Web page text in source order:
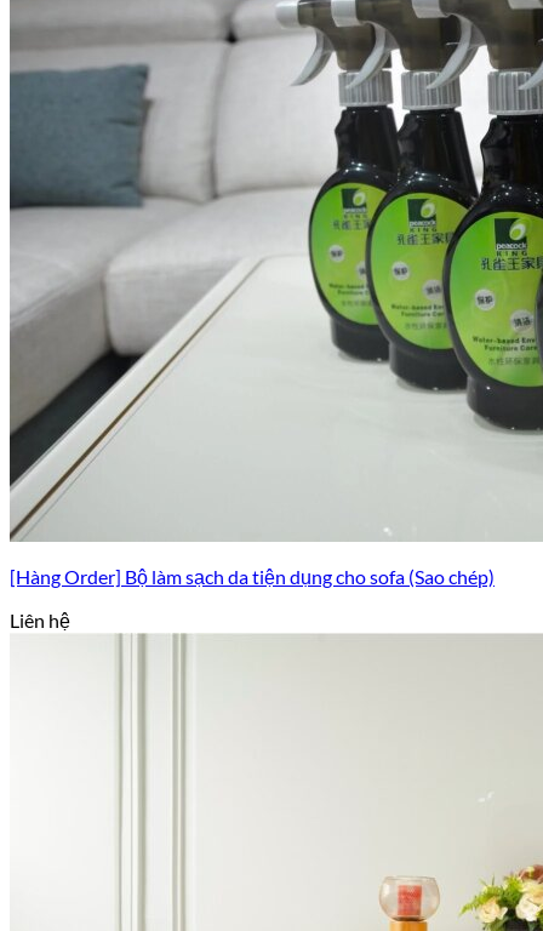
[Hàng Order] Bộ làm sạch da tiện dụng cho sofa (Sao chép)
Liên hệ